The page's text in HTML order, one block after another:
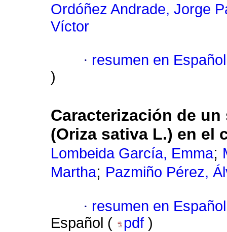
Ordóñez Andrade, Jorge
Víctor
· resumen en Español
)
Caracterización de
(Oriza sativa L.) en el
Lombeida García, Emma;
Martha; Pazmiño Pérez,
· resumen en Español
Español (
pdf )